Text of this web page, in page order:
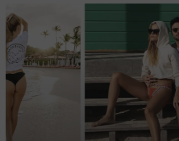
casualwear » renouvelées toute
casquettes en passant par les
tout est proposé avec la volonté
matières eco-friendly et des
coton organique. Découvrez le style décontracté « Monbarth
» et offrez un bout de paradis à vos
« From St Barth With Love »
dédié à Gustavia.